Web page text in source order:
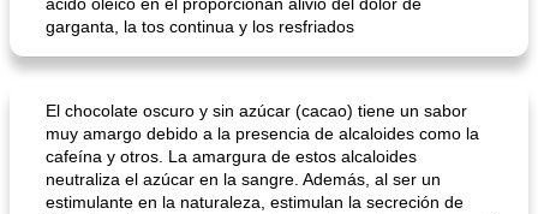
garganta, la tos continua y los resfriados
El chocolate oscuro y sin azúcar (cacao) tiene un sabor
muy amargo debido a la presencia de alcaloides como la
cafeína y otros. La amargura de estos alcaloides
neutraliza el azúcar en la sangre. Además, al ser un
estimulante en la naturaleza, estimulan la secreción de